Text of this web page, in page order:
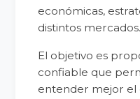
económicas,
distintos mercados.
El objetivo es
confiable que
entender mejor el